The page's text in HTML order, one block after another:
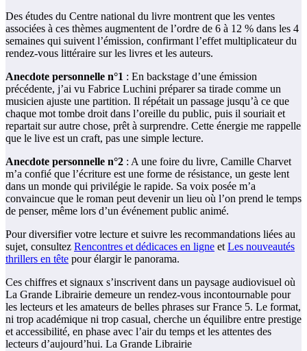
Des études du Centre national du livre montrent que les ventes
associées à ces thèmes augmentent de l’ordre de 6 à 12 % dans les 4
semaines qui suivent l’émission, confirmant l’effet multiplicateur du
rendez-vous littéraire sur les livres et les auteurs.
Anecdote personnelle n°1 : En backstage d’une émission
précédente, j’ai vu Fabrice Luchini préparer sa tirade comme un
musicien ajuste une partition. Il répétait un passage jusqu’à ce que
chaque mot tombe droit dans l’oreille du public, puis il souriait et
repartait sur autre chose, prêt à surprendre. Cette énergie me rappelle
que le live est un craft, pas une simple lecture.
Anecdote personnelle n°2 : A une foire du livre, Camille Charvet
m’a confié que l’écriture est une forme de résistance, un geste lent
dans un monde qui privilégie le rapide. Sa voix posée m’a
convaincue que le roman peut devenir un lieu où l’on prend le temps
de penser, même lors d’un événement public animé.
Pour diversifier votre lecture et suivre les recommandations liées au
sujet, consultez Rencontres et dédicaces en ligne et Les nouveautés
thrillers en tête pour élargir le panorama.
Ces chiffres et signaux s’inscrivent dans un paysage audiovisuel où
La Grande Librairie demeure un rendez-vous incontournable pour
les lecteurs et les amateurs de belles phrases sur France 5. Le format,
ni trop académique ni trop casual, cherche un équilibre entre prestige
et accessibilité, en phase avec l’air du temps et les attentes des
lecteurs d’aujourd’hui. La Grande Librairie